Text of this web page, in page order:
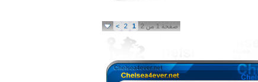
صفحة 1 من 2 1
2
>